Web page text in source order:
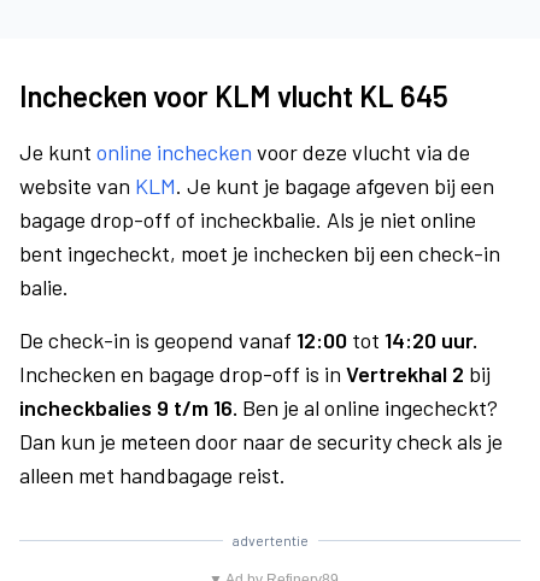
Inchecken voor KLM vlucht KL 645
Je kunt online inchecken voor deze vlucht via de
website van KLM. Je kunt je bagage afgeven bij een
bagage drop-off of incheckbalie. Als je niet online
bent ingecheckt, moet je inchecken bij een check-in
balie.
De check-in is geopend vanaf 12:00 tot 14:20 uur.
Inchecken en bagage drop-off is in Vertrekhal 2 bij
incheckbalies 9 t/m 16. Ben je al online ingecheckt?
Dan kun je meteen door naar de security check als je
alleen met handbagage reist.
advertentie